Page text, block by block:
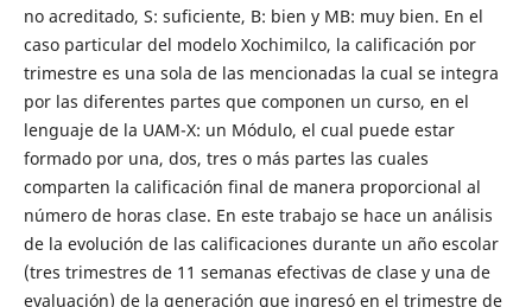
no acreditado, S: suficiente, B: bien y MB: muy bien. En el
caso particular del modelo Xochimilco, la calificación por
trimestre es una sola de las mencionadas la cual se integra
por las diferentes partes que componen un curso, en el
lenguaje de la UAM-X: un Módulo, el cual puede estar
formado por una, dos, tres o más partes las cuales
comparten la calificación final de manera proporcional al
número de horas clase. En este trabajo se hace un análisis
de la evolución de las calificaciones durante un año escolar
(tres trimestres de 11 semanas efectivas de clase y una de
evaluación) de la generación que ingresó en el trimestre de